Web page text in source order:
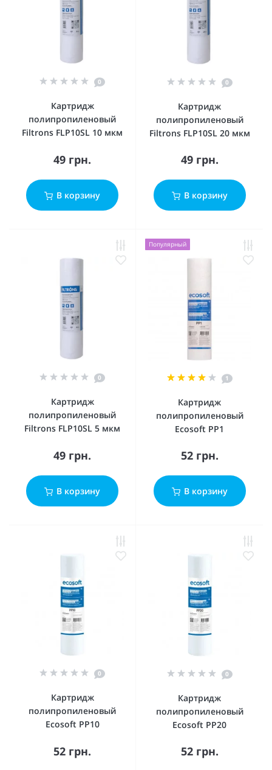
0
Картридж
полипропиленовый
Filtrons FLP10SL 10 мкм
49 грн.
В корзину
0
Картридж
полипропиленовый
Filtrons FLP10SL 20 мкм
49 грн.
В корзину
0
Картридж
полипропиленовый
Filtrons FLP10SL 5 мкм
49 грн.
В корзину
Популярный
1
Картридж
полипропиленовый
Ecosoft PP1
52 грн.
В корзину
0
Картридж
полипропиленовый
Ecosoft PP10
52 грн.
0
Картридж
полипропиленовый
Ecosoft PP20
52 грн.